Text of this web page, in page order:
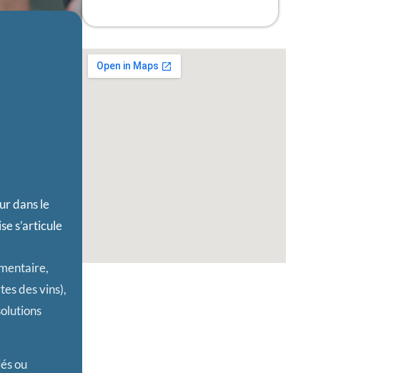
dans le
s’articule
des vins),
ou